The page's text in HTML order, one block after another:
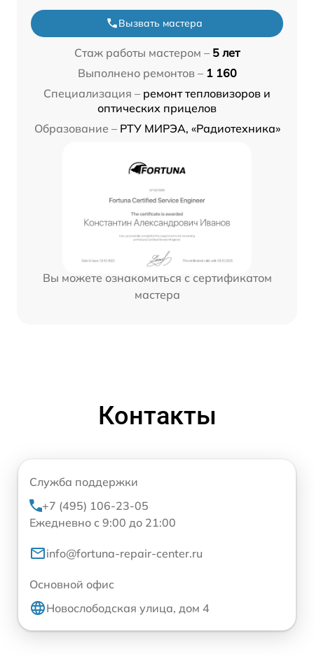
Вызвать мастера
Стаж работы мастером – 5 лет
Выполнено ремонтов – 1 160
Специализация – ремонт тепловизоров и
оптических прицелов
Образование – РТУ МИРЭА, «Радиотехника»
Вы можете ознакомиться с сертификатом
мастера
Контакты
Служба поддержки
+7 (495) 106-23-05
Ежедневно с 9:00 до 21:00
info@fortuna-repair-center.ru
Основной офис
Новослободская улица, дом 4